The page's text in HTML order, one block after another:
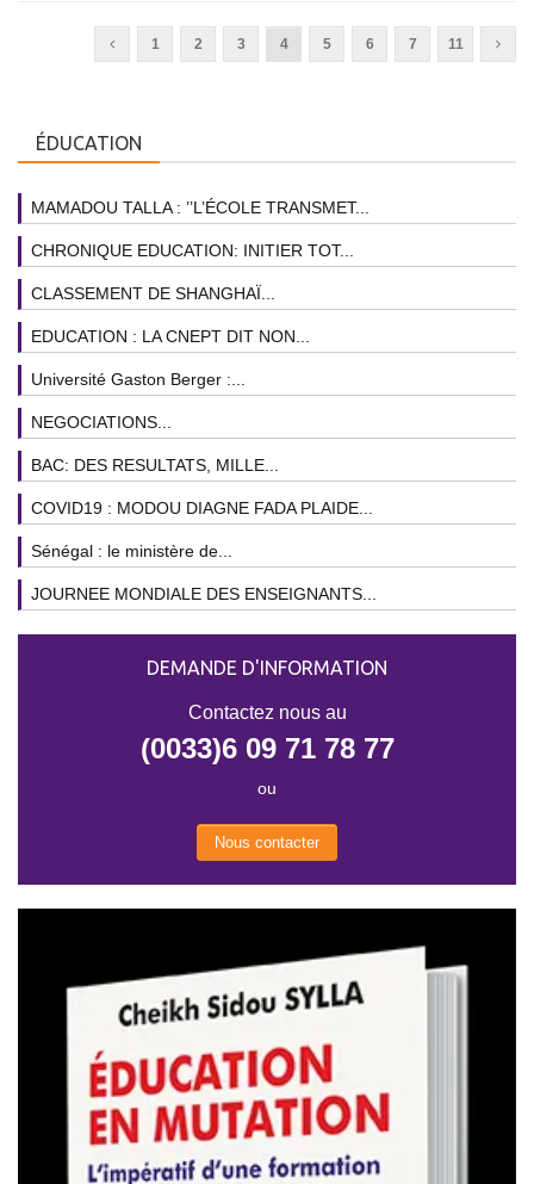
1 2 3 4 5 6 7 11
ÉDUCATION
MAMADOU TALLA : ’’L’ÉCOLE TRANSMET...
CHRONIQUE EDUCATION: INITIER TOT...
CLASSEMENT DE SHANGHAÏ...
EDUCATION : LA CNEPT DIT NON...
Université Gaston Berger :...
NEGOCIATIONS...
BAC: DES RESULTATS, MILLE...
COVID19 : MODOU DIAGNE FADA PLAIDE...
Sénégal : le ministère de...
JOURNEE MONDIALE DES ENSEIGNANTS...
DEMANDE D'INFORMATION
Contactez nous au
(0033)6 09 71 78 77
ou
Nous contacter